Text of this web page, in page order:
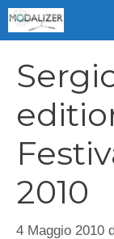
Vai
al
2010
4 Maggio 2010